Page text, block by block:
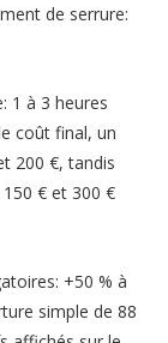
de serrure:
1 à 3 heures
coût final, un
200 €, tandis
€ et 300 €
+50 % à
simple de 88